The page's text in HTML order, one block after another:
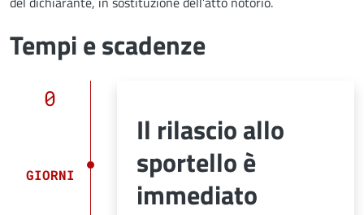
Tempi e scadenze
0
GIORNI
Il rilascio allo
sportello è
immediato